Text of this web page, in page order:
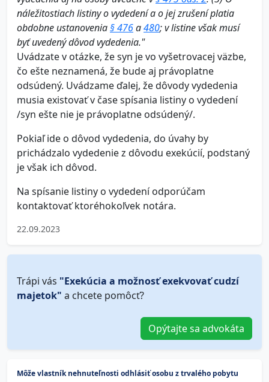
náležitostiach listiny o vydedení a o jej zrušení platia
obdobne ustanovenia§ 476a480; v listine však musí
byť uvedený dôvod vydedenia."
Uvádzate v otázke, že syn je vo vyšetrovacej väzbe,
čo ešte neznamená, že bude aj právoplatne
odsúdený. Uvádzame ďalej, že dôvody vydedenia
musia existovať v čase spísania listiny o vydedení
/syn ešte nie je právoplatne odsúdený/.
Pokiaľ ide o dôvod vydedenia, do úvahy by
prichádzalo vydedenie z dôvodu exekúcií, podstaný
je však ich dôvod.
Na spísanie listiny o vydedení odporúčam
kontaktovať ktoréhokoľvek notára.
22.09.2023
Trápi vás "Exekúcia a možnosť exekvovať cudzí
majetok" a chcete pomôcť?
Opýtajte sa advokáta
Môže vlastník nehnuteľnosti odhlásiť osobu z trvalého pobytu